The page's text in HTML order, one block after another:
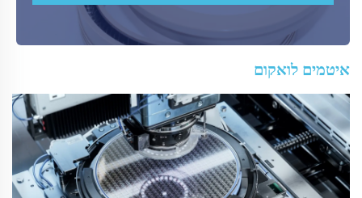
איטמים לואקום